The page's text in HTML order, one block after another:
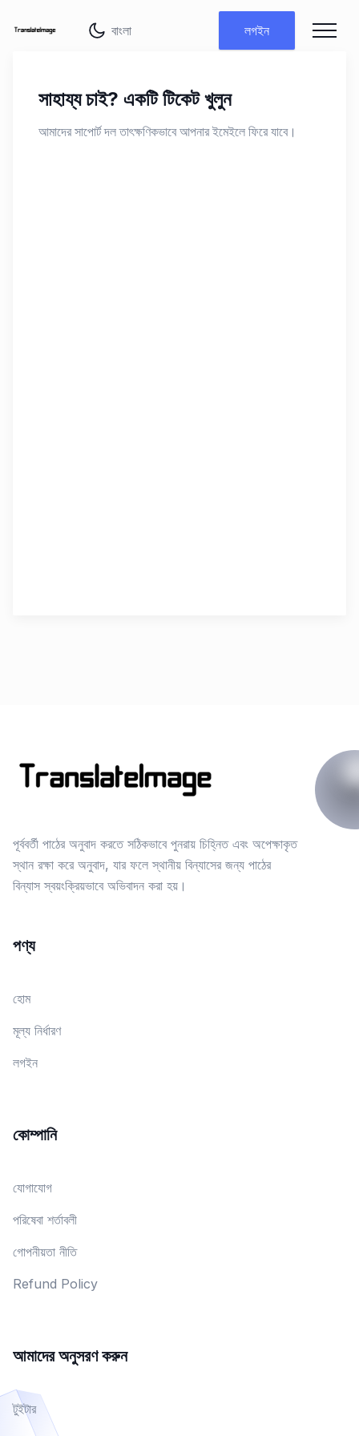
লগইন
সাহায্য চাই? একটি টিকেট খুলুন
আমাদের সাপোর্ট দল তাৎক্ষণিকভাবে আপনার ইমেইলে ফিরে যাবে।
পূর্ববর্তী পাঠের অনুবাদ করতে সঠিকভাবে পুনরায় চিহ্নিত এবং অপেক্ষাকৃত
স্থান রক্ষা করে অনুবাদ, যার ফলে স্থানীয় বিন্যাসের জন্য পাঠের
বিন্যাস স্বয়ংক্রিয়ভাবে অভিবাদন করা হয়।
পণ্য
হোম
মূল্য নির্ধারণ
লগইন
কোম্পানি
যোগাযোগ
পরিষেবা শর্তাবলী
গোপনীয়তা নীতি
Refund Policy
আমাদের অনুসরণ করুন
টুইটার